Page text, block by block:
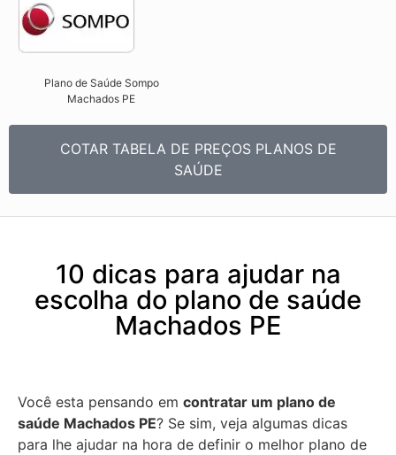
Plano de Saúde Sompo
Machados PE​
COTAR TABELA DE PREÇOS PLANOS DE
SAÚDE
10 dicas para ajudar na
escolha do plano de saúde
Machados PE
Você esta pensando em contratar um plano de
saúde Machados PE? Se sim, veja algumas dicas
para lhe ajudar na hora de definir o melhor plano de